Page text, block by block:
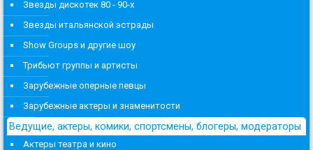
Звезды дискотек 80 - 90-х
Звезды итальянской эстрады
Show Groups и другие шоу
Трибьют группы и артисты
Зарубежные оперные певцы
Зарубежные актеры и знаменитости
Ведущие, актеры, комики, спортсмены, блогеры, модераторы
Актеры театра и кино